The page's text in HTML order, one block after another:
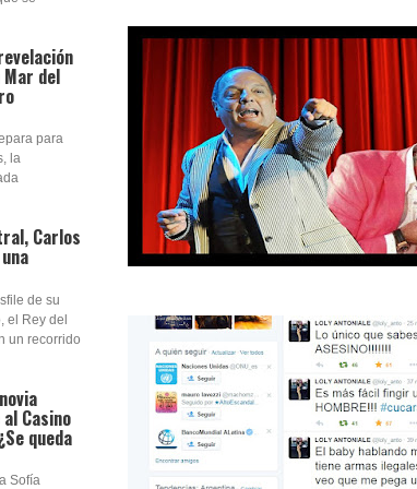
del
para
la
Carlos
de su
el Rey del
un recorrido
Casino
queda
Sofía